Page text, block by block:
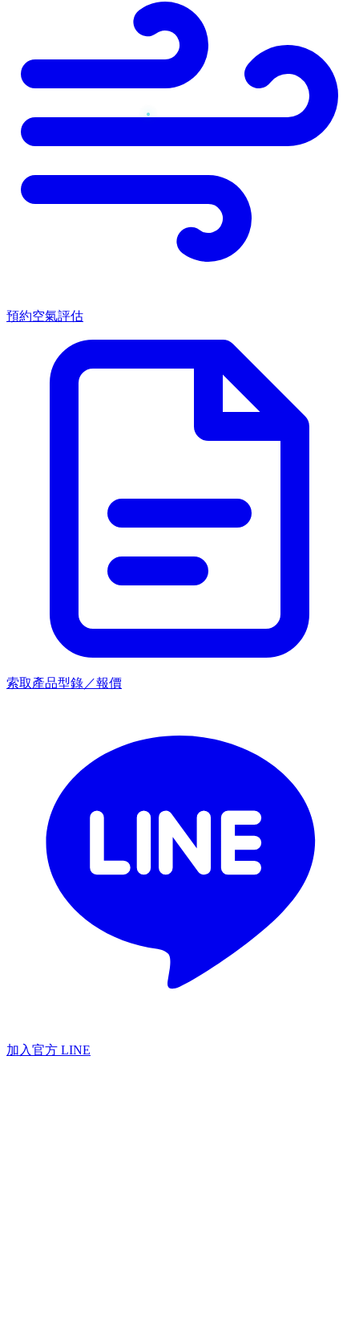
預約空氣評估
索取產品型錄／報價
加入官方 LINE